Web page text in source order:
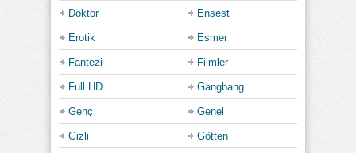
Doktor Ensest
Erotik Esmer
Fantezi Filmler
Full HD Gangbang
Genç Genel
Gizli Götten